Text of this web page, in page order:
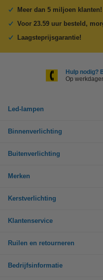
Meer dan 5 miljoen klanten!
Voor 23.59 uur besteld,
Laagsteprijsgarantie!
Hulp nodig?
Op
Led-lampen
Binnenverlichting
Buitenverlichting
Merken
Kerstverlichting
Klantenservice
Ruilen en retourneren
Bedrijfsinformatie